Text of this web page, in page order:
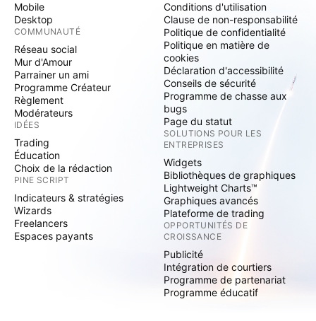
Mobile
Desktop
COMMUNAUTÉ
Réseau social
Mur d'Amour
Parrainer un ami
Programme Créateur
Règlement
Modérateurs
IDÉES
Trading
Éducation
Choix de la rédaction
PINE SCRIPT
Indicateurs & stratégies
Wizards
Freelancers
Espaces payants
Conditions d'utilisation
Clause de non-responsabilité
Politique de confidentialité
Politique en matière de
cookies
Déclaration d'accessibilité
Conseils de sécurité
Programme de chasse aux
bugs
Page du statut
SOLUTIONS POUR LES
ENTREPRISES
Widgets
Bibliothèques de graphiques
Lightweight Charts™
Graphiques avancés
Plateforme de trading
OPPORTUNITÉS DE
CROISSANCE
Publicité
Intégration de courtiers
Programme de partenariat
Programme éducatif